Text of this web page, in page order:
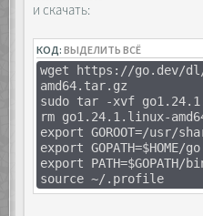
и скачать:
КОД:ВЫДЕЛИТЬ ВСЁ
wget https://go.dev/
amd64.tar.gz
sudo tar -xvf
rm go1.24.1.linux-
export GOROOT=/usr/
export GOPATH=$HOME/go
export PATH=$GOPATH/
source ~/.profile